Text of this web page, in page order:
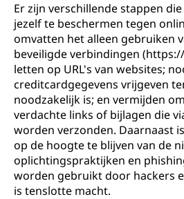
Er zijn verschillende stappen
jezelf te beschermen tegen
omvatten het alleen gebruiken
beveiligde verbindingen
letten op URL's van websites;
creditcardgegevens vrijgeven
noodzakelijk is; en vermijden
verdachte links of bijlagen die
worden verzonden. Daarnaast
op de hoogte te blijven van de
oplichtingspraktijken en
worden gebruikt door hackers
is tenslotte macht.